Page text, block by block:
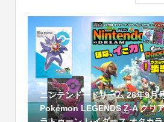
ニンテンドードリーム 26年9月
Pokémon LEGENDS Z-A クリ